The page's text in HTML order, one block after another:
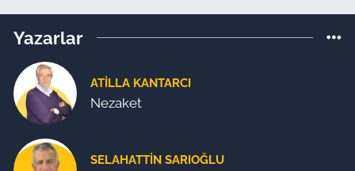
Yazarlar
ATILLA KANTARCI
Nezaket
SELAHATTIN SARIOĞLU